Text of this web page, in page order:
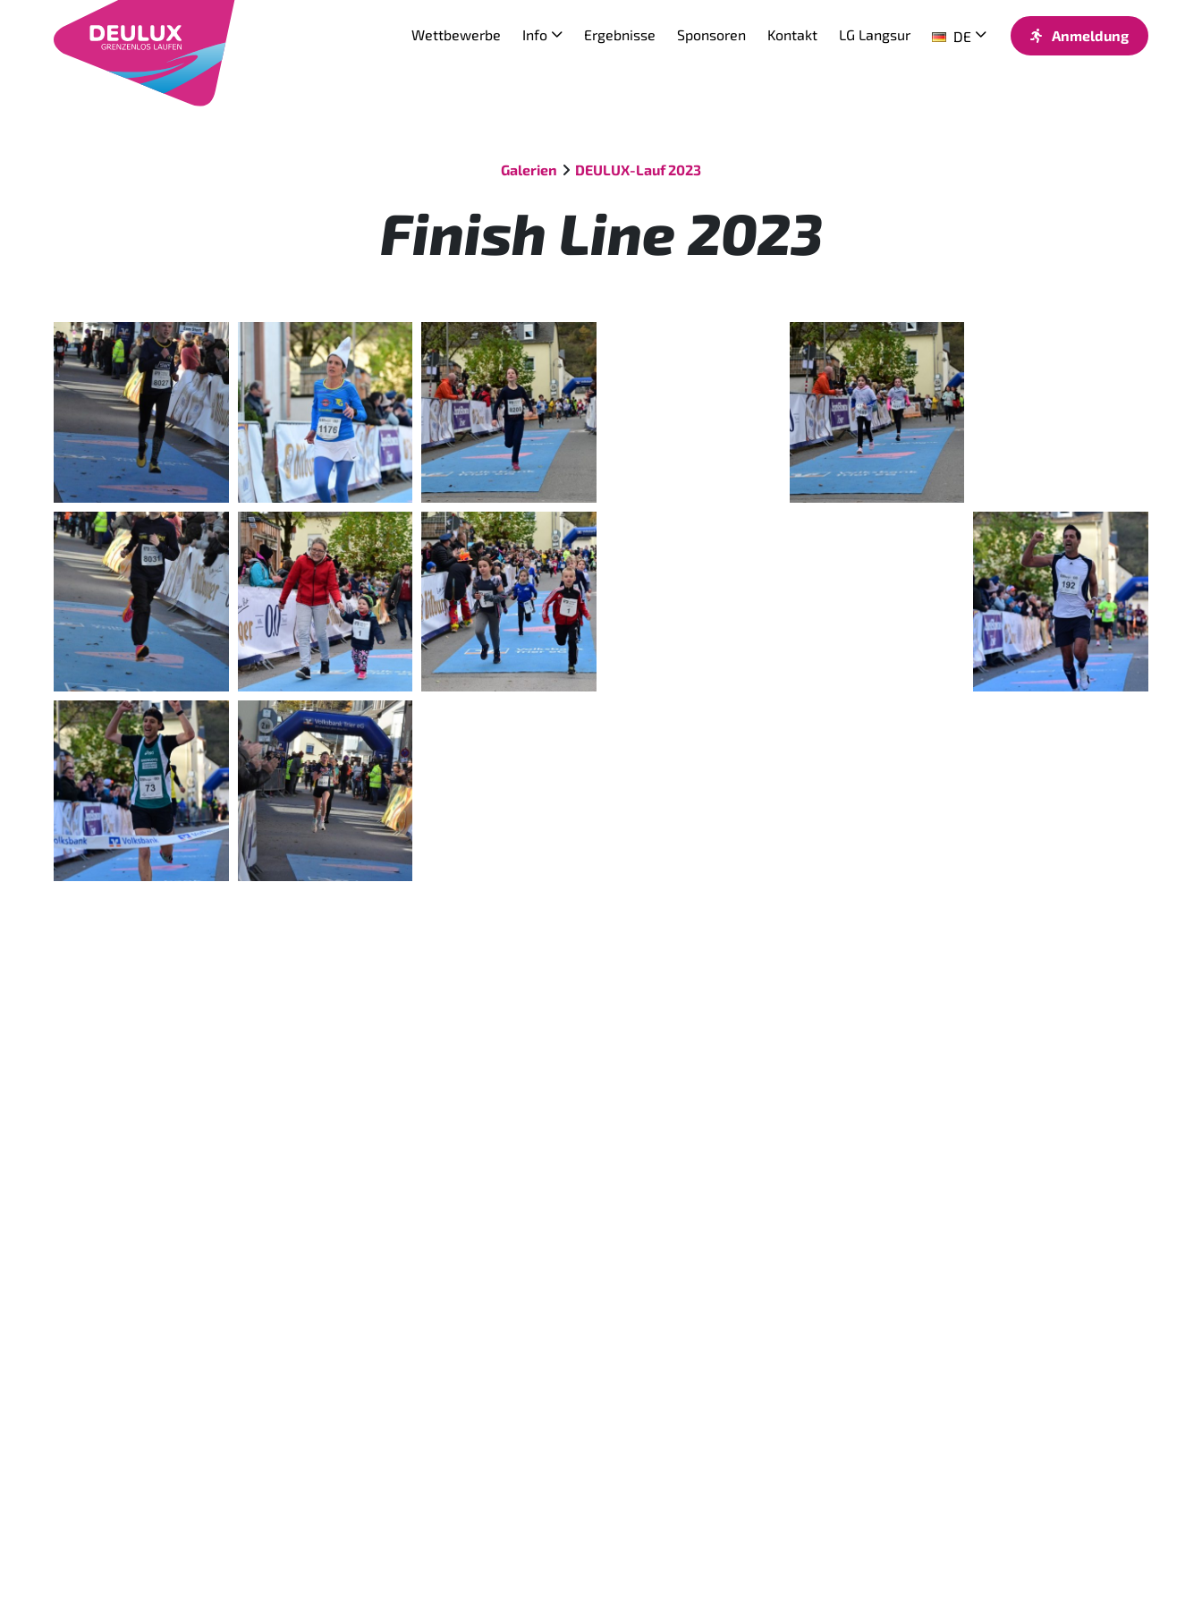
Wettbewerbe Info Ergebnisse Sponsoren Kontakt LG Langsur DE Anmeldung
Galerien DEULUX-Lauf 2023
Finish Line 2023